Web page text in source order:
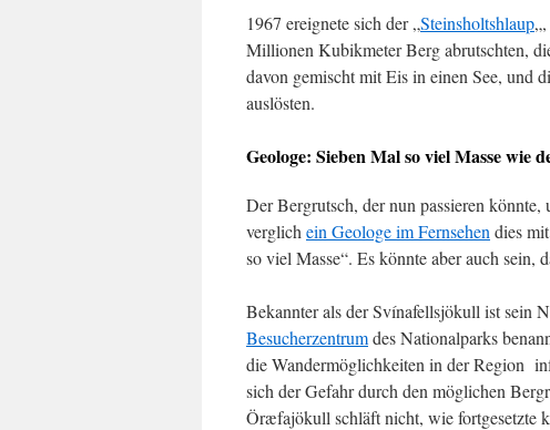
1967 ereignete sich der „Steinsholtshlaup
Millionen Kubikmeter Berg abrutschten,
davon gemischt mit Eis in einen See, und
auslösten.
Geologe: Sieben Mal so viel Masse wie
Der Bergrutsch, der nun passieren
verglich ein Geologe im Fernsehen dies
so viel Masse“. Es könnte aber auch sein,
Bekannter als der Svínafellsjökull ist sein
Besucherzentrumdes Nationalparks
die Wandermöglichkeiten in der Region
sich der Gefahr durch den möglichen
Öræfajökull schläft nicht, wie fortgesetzte